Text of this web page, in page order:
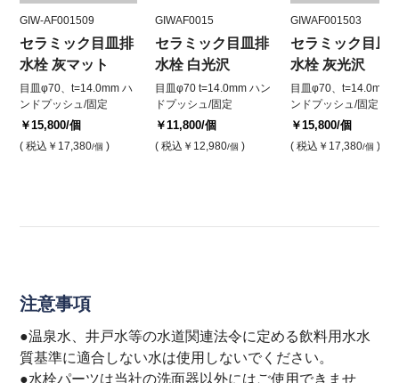
GIW-AF001509
セラミック目皿排
水栓 灰マット
目皿φ70、t=14.0mm ハ
ンドプッシュ/固定
￥15,800/個
( 税込 ￥17,380/個 )
GIWAF0015
セラミック目皿排
水栓 白光沢
目皿φ70 t=14.0mm ハン
ドプッシュ/固定
￥11,800/個
( 税込 ￥12,980/個 )
GIWAF001503
セラミック目皿
水栓 灰光沢
目皿φ70、t=14.0mm
ンドプッシュ/固定
￥15,800/個
( 税込 ￥17,380/個 )
注意事項
●温泉水、井戸水等の水道関連法令に定める飲料用水水
質基準に適合しない水は使用しないでください。
●水栓パーツは当社の洗面器以外にはご使用できませ